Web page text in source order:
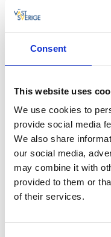
Consent
This website uses
We use cookies to
provide social media
We also share
our social media,
may combine it with
provided to them or
of their services.
Hamneholmen på
Hamnmagasinet
café. 300m till affär
Bad från klippor,
På följande sida kan
som tas på vår mest
badplatser.
Hitta hit
Från E6, sväng av